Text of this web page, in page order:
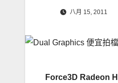
八月 15, 2011
Force3D Radeon